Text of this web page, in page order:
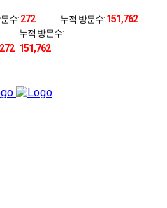
수:272 누적 방문수: 151,762
272
누적 방문수:
151,762